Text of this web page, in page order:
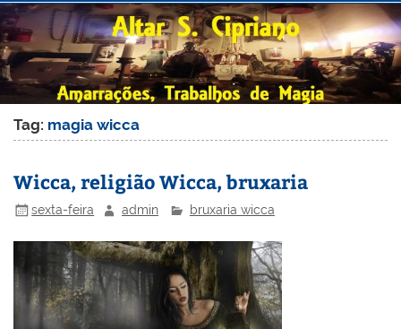
Tag: magia wicca
Wicca, religião Wicca, bruxaria
sexta-feira admin bruxaria wicca